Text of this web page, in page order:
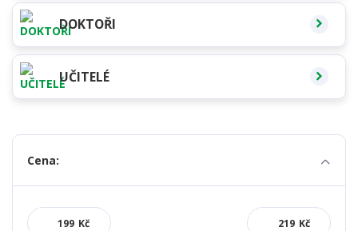
DOKTOŘI
UČITELÉ
Cena:
Kč Kč